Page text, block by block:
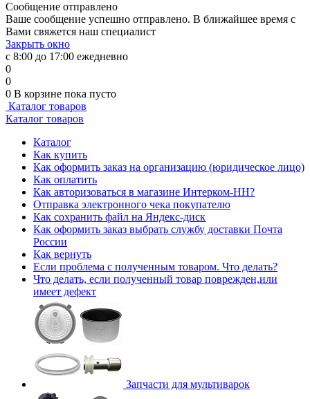
Сообщение отправлено
Ваше сообщение успешно отправлено. В ближайшее время с
Вами свяжется наш специалист
Закрыть окно
с 8:00 до 17:00 ежедневно
0
0
0 В корзине пока пусто
Каталог товаров
Каталог товаров
Каталог
Как купить
Как оформить заказ на организацию (юридическое лицо)
Как оплатить
Как авторизоваться в магазине Интерком-НН?
Отправка электронного чека покупателю
Как сохранить файл на Яндекс-диск
Как оформить заказ выбрать службу доставки Почта
России
Как вернуть
Если проблема с полученным товаром. Что делать?
Что делать, если полученный товар поврежден,или
имеет дефект
Запчасти для мультиварок